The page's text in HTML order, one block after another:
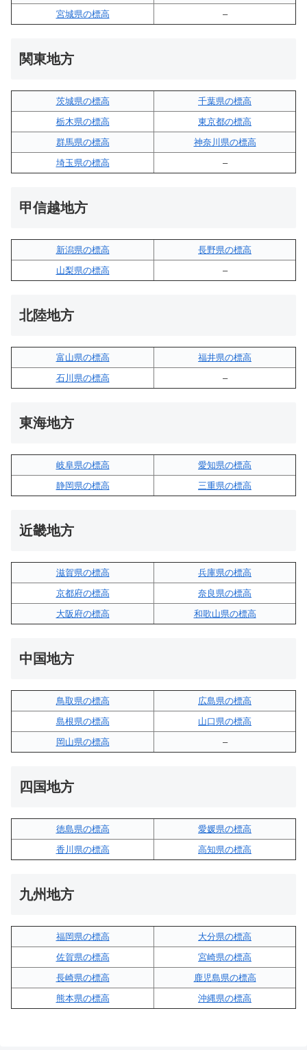
宮城県の標高
–
関東地方
茨城県の標高
千葉県の標高
栃木県の標高
東京都の標高
群馬県の標高
神奈川県の標高
埼玉県の標高
–
甲信越地方
新潟県の標高
長野県の標高
山梨県の標高
–
北陸地方
富山県の標高
福井県の標高
石川県の標高
–
東海地方
岐阜県の標高
愛知県の標高
静岡県の標高
三重県の標高
近畿地方
滋賀県の標高
兵庫県の標高
京都府の標高
奈良県の標高
大阪府の標高
和歌山県の標高
中国地方
鳥取県の標高
広島県の標高
島根県の標高
山口県の標高
岡山県の標高
–
四国地方
徳島県の標高
愛媛県の標高
香川県の標高
高知県の標高
九州地方
福岡県の標高
大分県の標高
佐賀県の標高
宮崎県の標高
長崎県の標高
鹿児島県の標高
熊本県の標高
沖縄県の標高